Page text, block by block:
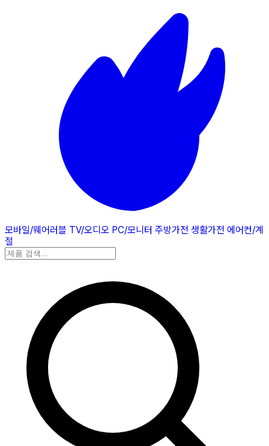
모바일/웨어러블 TV/오디오 PC/모니터 주방가전 생활가전 에어컨/계
절